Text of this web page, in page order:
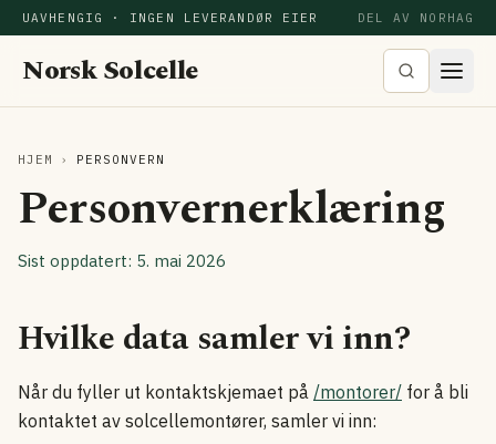
UAVHENGIG · INGEN LEVERANDØR EIER DEL AV NORHAG
Norsk Solcelle
HJEM › PERSONVERN
Personvernerklæring
Sist oppdatert: 5. mai 2026
Hvilke data samler vi inn?
Når du fyller ut kontaktskjemaet på /montorer/ for å bli
kontaktet av solcellemontører, samler vi inn: